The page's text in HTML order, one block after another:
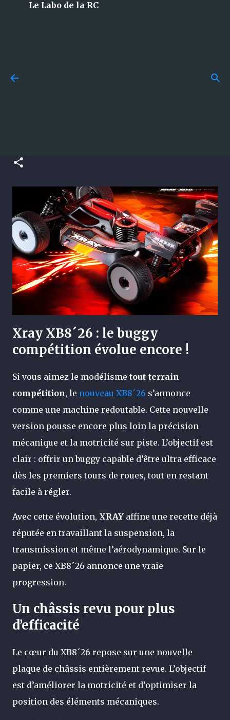
Le Labo de la RC
Xray XB8´26 : le buggy
compétition évolue encore !
Si vous aimez le modélisme tout-terrain
compétition, le nouveau XB8´26 s’annonce
comme une machine redoutable. Cette nouvelle
version pousse encore plus loin la précision
mécanique et la motricité sur piste. L’objectif est
clair : offrir un buggy capable d’être ultra efficace
dès les premiers tours de roues, tout en restant
facile à régler.
Avec cette évolution, XRAY affine une recette déjà
réputée en travaillant la suspension, la
transmission et même l’aérodynamique. Sur le
papier, ce XB8´26 annonce une vraie
progression.
Un châssis revu pour plus
d’efficacité
Le cœur du XB8´26 repose sur une nouvelle
plaque de châssis entièrement revue. L’objectif
est d’améliorer la motricité et d’optimiser la
position des éléments mécaniques.